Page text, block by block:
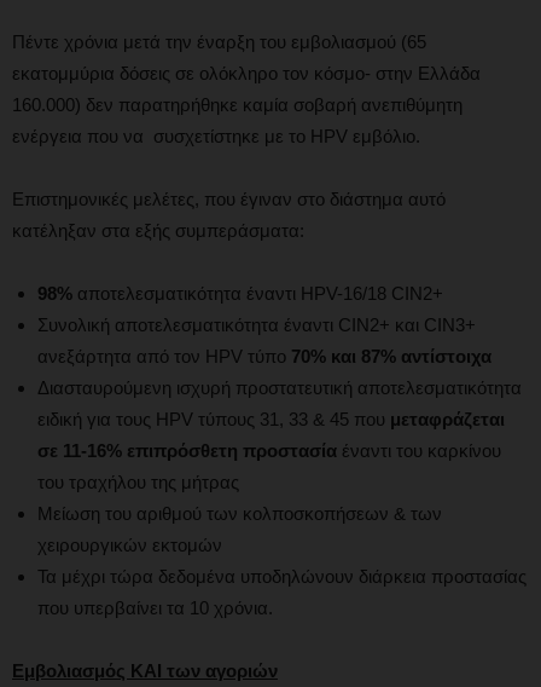
Πέντε χρόνια μετά την έναρξη του εμβολιασμού (65
εκατομμύρια δόσεις σε ολόκληρο τον κόσμο- στην Ελλάδα
160.000) δεν παρατηρήθηκε καμία σοβαρή ανεπιθύμητη
ενέργεια που να συσχετίστηκε με το HPV εμβόλιο.
Επιστημονικές μελέτες, που έγιναν στο διάστημα αυτό
κατέληξαν στα εξής συμπεράσματα:
98% αποτελεσματικότητα έναντι HPV-16/18 CIN2+
Συνολική αποτελεσματικότητα έναντι CIN2+ και CIN3+
ανεξάρτητα από τον HPV τύπο 70% και 87% αντίστοιχα
Διασταυρούμενη ισχυρή προστατευτική αποτελεσματικότητα
ειδική για τους HPV τύπους 31, 33 & 45 που μεταφράζεται
σε 11-16% επιπρόσθετη προστασία έναντι του καρκίνου
του τραχήλου της μήτρας
Μείωση του αριθμού των κολποσκοπήσεων & των
χειρουργικών εκτομών
Τα μέχρι τώρα δεδομένα υποδηλώνουν διάρκεια προστασίας
που υπερβαίνει τα 10 χρόνια.
Εμβολιασμός ΚΑΙ των αγοριών